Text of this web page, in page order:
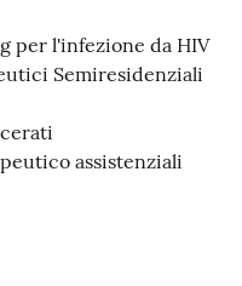
per l'infezione da HIV
Semiresidenziali
assistenziali